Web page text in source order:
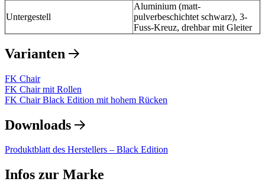
Untergestell
Aluminium (matt-
pulverbeschichtet schwarz), 3-
Fuss-Kreuz, drehbar mit Gleiter
Varianten
FK Chair
FK Chair mit Rollen
FK Chair Black Edition mit hohem Rücken
Downloads
Produktblatt des Herstellers – Black Edition
Infos zur Marke